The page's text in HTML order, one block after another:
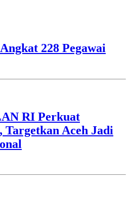
228 Pegawai
RI Perkuat
Aceh Jadi